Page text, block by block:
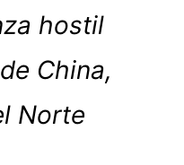
hostil
China,
Norte